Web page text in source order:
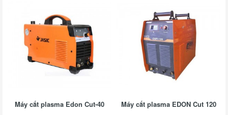
Máy cắt plasma Edon Cut-40 Máy cắt plasma EDON Cut 120